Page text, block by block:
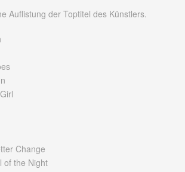
Auflistung der Toptitel des Künstlers.
Change
of the Night